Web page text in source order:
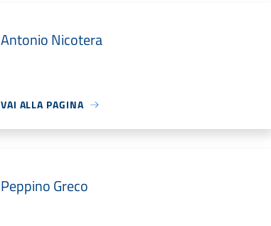
Antonio Nicotera
VAI ALLA PAGINA
Peppino Greco